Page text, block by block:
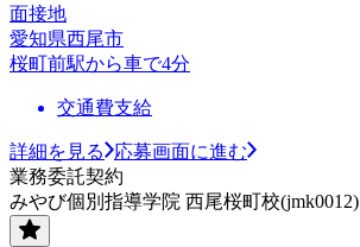
面接地
愛知県西尾市
桜町前駅から車で4分
交通費支給
詳細を見る
応募画面に進む
業務委託契約
みやび個別指導学院 西尾桜町校(jmk0012)